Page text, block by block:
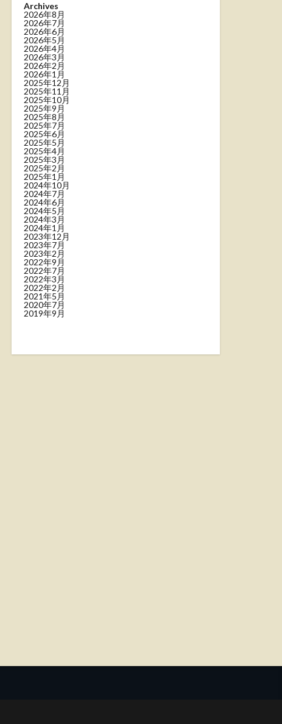
Archives
2026年8月
2026年7月
2026年6月
2026年5月
2026年4月
2026年3月
2026年2月
2026年1月
2025年12月
2025年11月
2025年10月
2025年9月
2025年8月
2025年7月
2025年6月
2025年5月
2025年4月
2025年3月
2025年2月
2025年1月
2024年10月
2024年7月
2024年6月
2024年5月
2024年3月
2024年1月
2023年12月
2023年7月
2023年2月
2022年9月
2022年7月
2022年3月
2022年2月
2021年5月
2020年7月
2019年9月